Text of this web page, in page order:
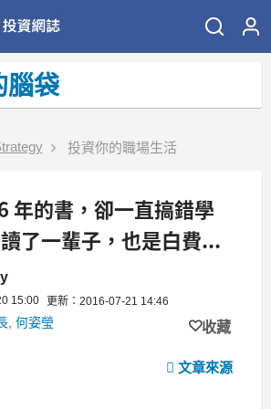
腦袋
投資你的職場生活
年的書，卻一直搞錯學
了一輩子，也是白費...
15:00 更新：2016-07-21 14:46
何姿瑩 收藏
文章來源